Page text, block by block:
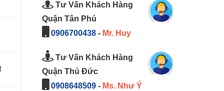
Tư Vấn Khách Hàng
Quận Tân Phú
0906700438- Mr. Huy
Tư Vấn Khách Hàng
Quận Thủ Đức
0908648509- Ms. Như Ý